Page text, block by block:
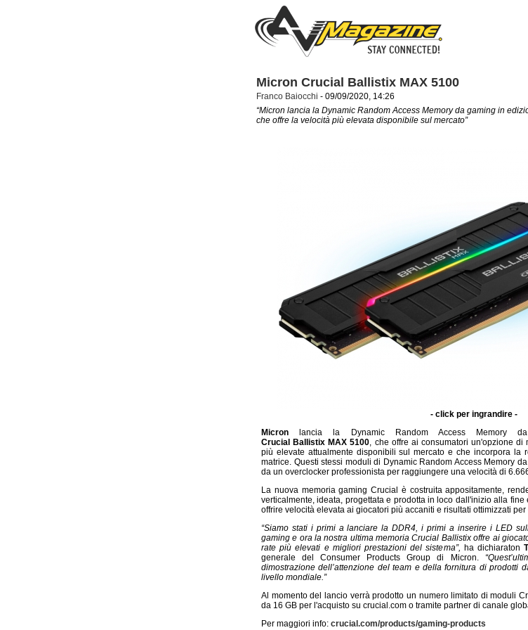
Micron Crucial Ballistix MAX 5100
Franco Baiocchi - 09/09/2020, 14:26
“Micron lancia la Dynamic Random Access Memory da gaming in
che offre la velocità più elevata disponibile sul mercato”
- click per ingrandire -
Micron
lancia la Dynamic Random Access Memory
Crucial Ballistix MAX 5100, che offre ai consumatori un'opzione
più elevate attualmente disponibili sul mercato e che incorpora la
matrice. Questi stessi moduli di Dynamic Random Access Memory
da un overclocker professionista per raggiungere una velocità di
La nuova memoria gaming Crucial è costruita appositamente,
verticalmente, ideata, progettata e prodotta in loco dall'inizio alla
offrire velocità elevata ai giocatori più accaniti e risultati ottimizzati
“Siamo stati i primi a lanciare la DDR4, i primi a inserire i LED
gaming e ora la nostra ultima memoria Crucial Ballistix offre ai
rate più elevati e migliori prestazioni del sistema”, ha dichiaraton
generale del Consumer Products Group di Micron.
dimostrazione dell’attenzione del team e della fornitura di prodotti
livello mondiale.”
Al momento del lancio verrà prodotto un numero limitato di moduli
da 16 GB per l'acquisto su crucial.com o tramite partner di canale
Per maggiori info: crucial.com/products/gaming-products